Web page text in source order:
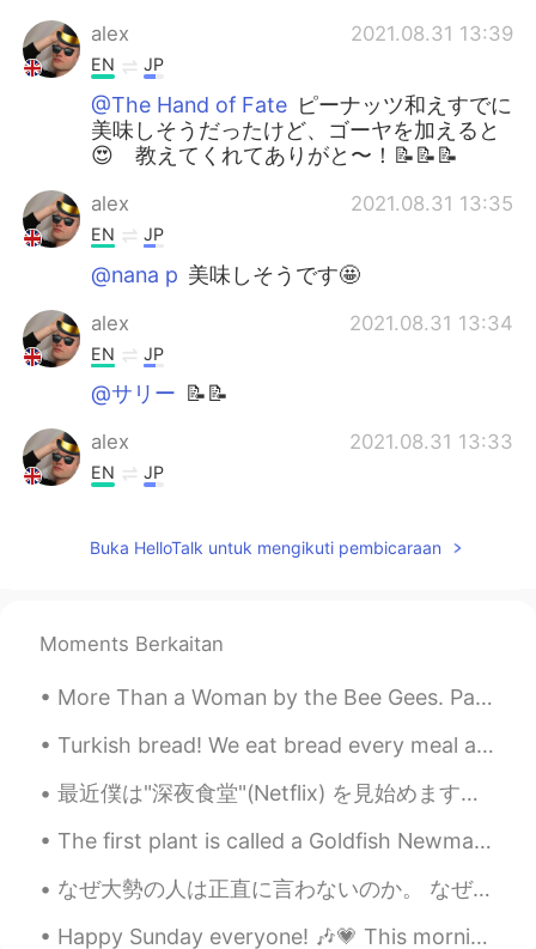
alex 2021.08.31 13:39
EN JP
@The Hand of Fate ピーナッツ和えすでに
美味しそうだったけど、ゴーヤを加えると
😍 教えてくれてありがと〜！📝📝📝
alex 2021.08.31 13:35
EN JP
@nana p 美味しそうです🤩
alex 2021.08.31 13:34
EN JP
@サリー 📝📝
alex 2021.08.31 13:33
EN JP
みまーす！ありがとうモリーさん！
@あいこ簡単でおいしいです😋ピーナッツ
チのある野菜と合います！
あいこ 2021.08.31 13:12
JP EN
@The Hand of Fate
ピーナツバターを使っ
た事はなかったので今度挑戦してみたいで
す🥰
あいこ 2021.08.31 13:11
Buka HelloTalk untuk mengikuti pembicaraan
Moments Berkaitan
More Than a Woman by the Bee Gees. Part 2 of 2. There are stories old and true Of people so in ...
Turkish bread! We eat bread every meal and never get enough without eating bread 🥖🥖🥖🥖 터키 빵! 우리...
最近僕は"深夜食堂"(Netflix) を見始めます。 日本料理の"トンテキ"を初耳です。 レストランの料理じゃないと思います。 This is a simple dish. Like Japa...
The first plant is called a Goldfish Newmanthan, so 😍cute.Then some cactus, money trees. and a l...
なぜ大勢の人は正直に言わないのか。 なぜ大勢の人は心から夢とか深い考えを伝える事遠慮するか。 実は何も無い、自分の中で？ なら、そういう人も探されるとする、、 でも、時間がなかかるから、無駄遣...
Happy Sunday everyone! 🎶💗 This morning I had church and we played to quite a full attendance. 😄😁...